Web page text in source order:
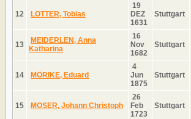
12 LOTTER, Tobias
19
DEZ
1631
Stuttgart
13
MEIDERLEN, Anna
Katharina
16
Nov
1682
Stuttgart
14 MÖRIKE, Eduard
4
Jun
1875
Stuttgart
15 MOSER, Johann Christoph
26
Feb
1723
Stuttgart